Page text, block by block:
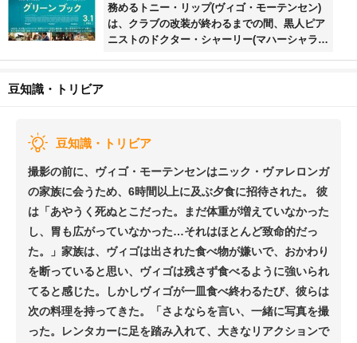
務めるトニー・リップ(ヴィゴ・モーテンセン)
は、クラブの改装が終わるまでの間、黒人ピア
ニストのドクター・シャーリー(マハーシャラ・
けていく。
豆知識・トリビア
豆知識・トリビア
撮影の前に、ヴィゴ・モーテンセンはニック・ヴァレロンガ
の家族に会うため、6時間以上に及ぶ夕食に招待された。 彼
は「あやうく死ぬとこだった。まだ体重が増えていなかった
し、胃も広がっていなかった…それはほとんど致命的だっ
た。」家族は、ヴィゴは出された食べ物が嫌いで、おかわり
を断っていると思い、ヴィゴは残さず食べるように強いられ
てると感じた。しかしヴィゴが一皿食べ終わるたび、彼らは
次の料理を持ってきた。「さよならを言い、一緒に写真を撮
った。レンタカーに足を踏み入れて、大きなリアクションで